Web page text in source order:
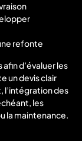
refonte
d’évaluer les
un devis clair
l’intégration des
les
la maintenance.